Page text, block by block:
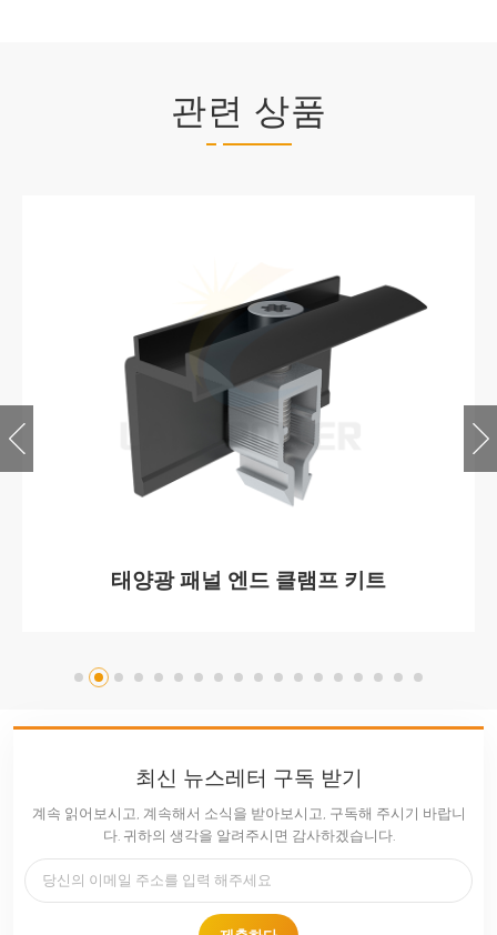
관련 상품
솔라이지 미드 클램프
최신 뉴스레터 구독 받기
계속 읽어보시고, 계속해서 소식을 받아보시고, 구독해 주시기 바랍니
다. 귀하의 생각을 알려주시면 감사하겠습니다.